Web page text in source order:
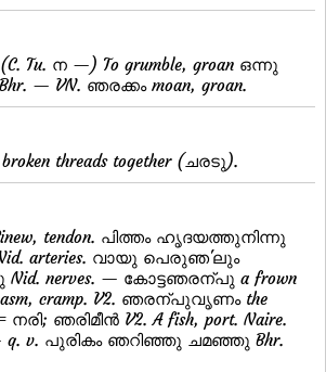
(C. Tu. ന —) To grumble, groan ഒന്നു
— VN. ഞരക്കം moan, groan.
broken threads together (ചരടു).
tendon. പിത്തം ഹൃദയത്തുനിന്നു
arteries. വായു പെരുഞ'ലും
nerves. — കോട്ടഞരന്പു a frown
cramp. V2. ഞരന്പുവൃണം the
നരി; ഞരിമീന്‍ V2. A fish, port. Naire.
v. പുരികം ഞറിഞ്ഞു ചമഞ്ഞു Bhr.